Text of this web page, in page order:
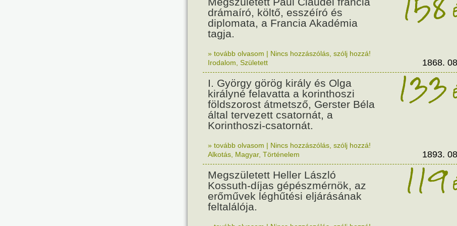
drámaíró, költő, esszéíró és
diplomata, a Francia Akadémia
tagja.
» tovább olvasom | Nincs hozzászólás, szólj hozzá!
Irodalom Született 1868.
I. György görög király és Olga
királyné felavatta a korinthoszi
földszorost átmetsző, Gerster Béla
által tervezett csatornát, a
Korinthoszi-csatornát.
133
» tovább olvasom | Nincs hozzászólás, szólj hozzá!
Alkotás Magyar, Történelem 1893.
Megszületett Heller László
Kossuth-díjas gépészmérnök, az
erőművek léghűtési eljárásának
feltalálója.
119